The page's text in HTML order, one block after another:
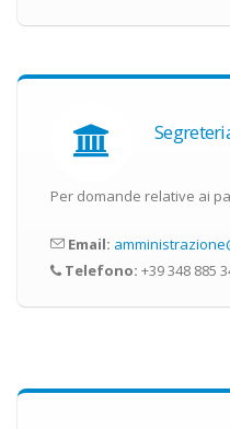
Per domande relative ai
Email:
Telefono: +39 348 885